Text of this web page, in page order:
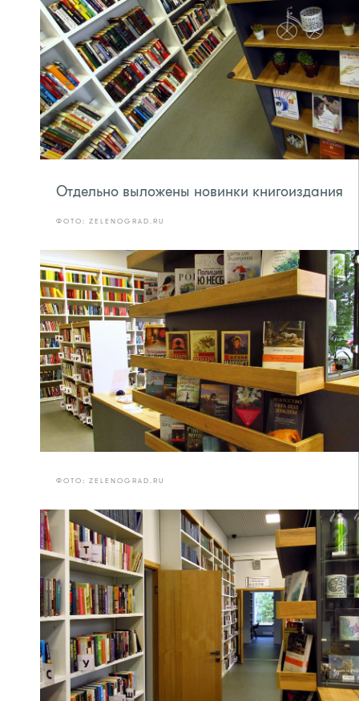
Отдельно выложены новинки книгоиздания
ФОТО: ZELENOGRAD.RU
ФОТО: ZELENOGRAD.RU